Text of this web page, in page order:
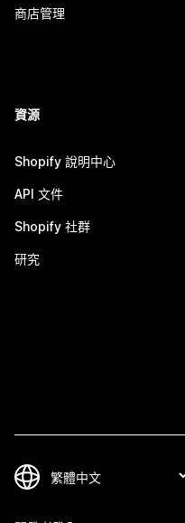
商店管理
資源
Shopify 說明中心
API 文件
Shopify 社群
研究